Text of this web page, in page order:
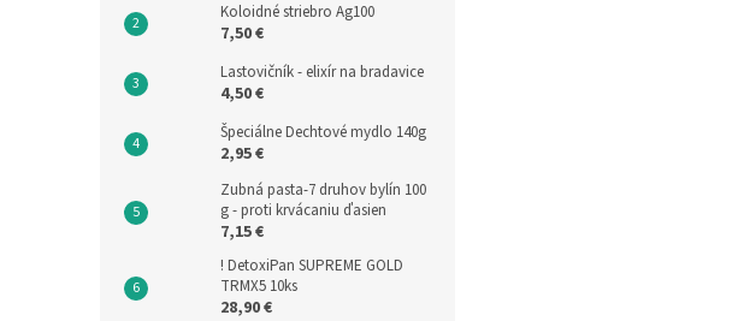
Koloidné striebro Ag100
7,50 €
Lastovičník - elixír na bradavice
4,50 €
Špeciálne Dechtové mydlo 140g
2,95 €
Zubná pasta-7 druhov bylín 100
g - proti krvácaniu ďasien
7,15 €
! DetoxiPan SUPREME GOLD
TRMX5 10ks
28,90 €